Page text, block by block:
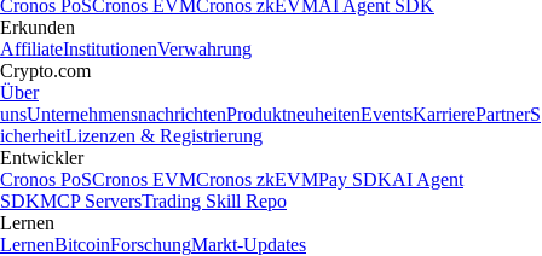
Cronos PoSCronos EVMCronos zkEVMAI Agent SDK
Erkunden
AffiliateInstitutionenVerwahrung
Crypto.com
Über
unsUnternehmensnachrichtenProduktneuheitenEventsKarrierePartnerS
icherheitLizenzen & Registrierung
Entwickler
Cronos PoSCronos EVMCronos zkEVMPay SDKAI Agent
SDKMCP ServersTrading Skill Repo
Lernen
LernenBitcoinForschungMarkt-Updates